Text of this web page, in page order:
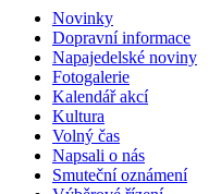
Novinky
Dopravní informace
Napajedelské noviny
Fotogalerie
Kalendář akcí
Kultura
Volný čas
Napsali o nás
Smuteční oznámení